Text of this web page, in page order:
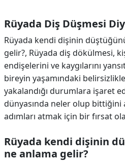
Rüyada Diş Düşmesi
Rüyada kendi dişinin
gelir?, Rüyada diş dökülmesi,
endişelerini ve kaygılarını
bireyin yaşamındaki
yakalandığı durumlara işaret
dünyasında neler olup bittiğini
adımları atmak için bir fırsat
Rüyada kendi dişinin
ne anlama gelir?